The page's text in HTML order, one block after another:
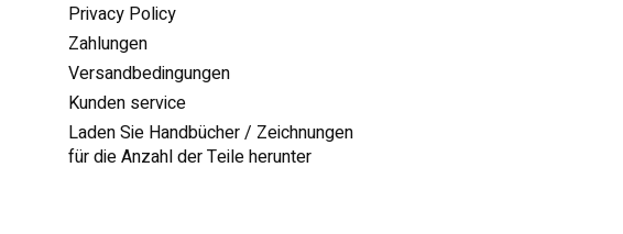
Privacy Policy
Zahlungen
Versandbedingungen
Kunden service
Laden Sie Handbücher / Zeichnungen
für die Anzahl der Teile herunter